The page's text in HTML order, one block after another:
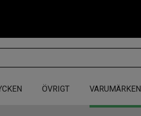
ÖVRIGT VARUMÄRKEN